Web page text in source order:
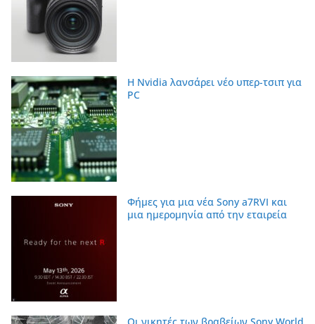
Η Nvidia λανσάρει νέο υπερ-τσιπ για
PC
Φήμες για μια νέα Sony a7RVI και
μια ημερομηνία από την εταιρεία